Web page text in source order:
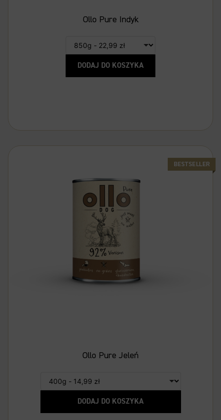
Ollo Pure Indyk
DODAJ DO KOSZYKA
Ollo Pure Jeleń
DODAJ DO KOSZYKA